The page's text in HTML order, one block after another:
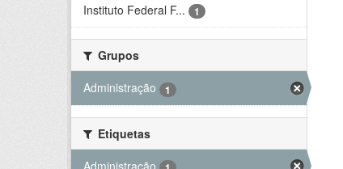
Instituto Federal F...
1
Grupos
Administração
1
Etiquetas
Administração